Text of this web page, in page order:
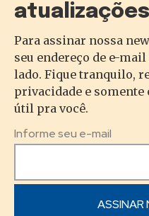
Para assinar nossa
seu endereço de e-
lado. Fique tranquilo,
privacidade e
útil pra você.
Informe seu e-mail